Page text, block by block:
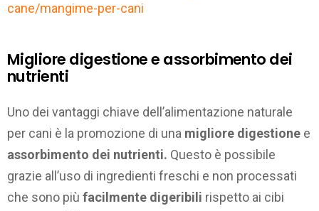
cane/mangime-per-cani
Migliore digestione e assorbimento dei
nutrienti
Uno dei vantaggi chiave dell’alimentazione naturale
per cani è la promozione di una migliore digestione e
assorbimento dei nutrienti. Questo è possibile
grazie all’uso di ingredienti freschi e non processati
che sono più facilmente digeribili rispetto ai cibi